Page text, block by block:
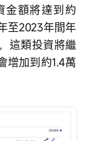
金額將達到約
至2023年間年
這類投資將繼
增加到約1.4萬